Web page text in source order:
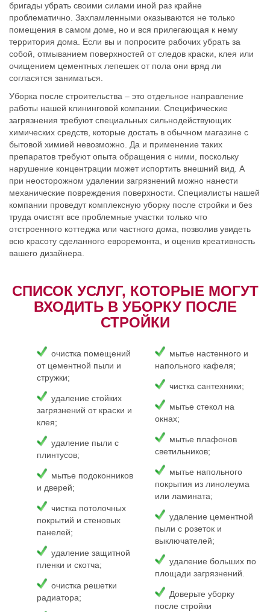
бригады убрать своими силами иной раз крайне
проблематично. Захламленными оказываются не только
помещения в самом доме, но и вся прилегающая к нему
территория дома. Если вы и попросите рабочих убрать за
собой, отмыванием поверхностей от следов краски, клея или
очищением цементных лепешек от пола они вряд ли
согласятся заниматься.
Уборка после строительства – это отдельное направление
работы нашей клининговой компании. Специфические
загрязнения требуют специальных сильнодействующих
химических средств, которые достать в обычном магазине с
бытовой химией невозможно. Да и применение таких
препаратов требуют опыта обращения с ними, поскольку
нарушение концентрации может испортить внешний вид. А
при неосторожном удалении загрязнений можно нанести
механические повреждения поверхности. Специалисты нашей
компании проведут комплексную уборку после стройки и без
труда очистят все проблемные участки только что
отстроенного коттеджа или частного дома, позволив увидеть
всю красоту сделанного евроремонта, и оценив креативность
вашего дизайнера.
СПИСОК УСЛУГ, КОТОРЫЕ МОГУТ
ВХОДИТЬ В УБОРКУ ПОСЛЕ
СТРОЙКИ
очистка помещений
от цементной пыли и
стружки;
удаление стойких
загрязнений от краски и
клея;
удаление пыли с
плинтусов;
мытье подоконников
и дверей;
чистка потолочных
покрытий и стеновых
панелей;
удаление защитной
пленки и скотча;
очистка решетки
радиатора;
мытье настенного и
напольного кафеля;
чистка сантехники;
мытье стекол на
окнах;
мытье плафонов
светильников;
мытье напольного
покрытия из линолеума
или ламината;
удаление цементной
пыли с розеток и
выключателей;
удаление больших по
площади загрязнений.
Доверьте уборку
после стройки